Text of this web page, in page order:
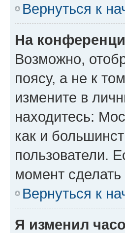
Вернуться к
На
Возможно,
поясу, а не к
измените в
находитесь:
как и
пользователи.
момент сделать
Вернуться к
Я изменил